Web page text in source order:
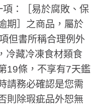
：［易於腐敗、保
期］之商品，屬於
但書所稱合理例外
冷藏冷凍食材類食
19條，不享有7天鑑
請務必確認是您需
則除瑕疵品外恕無